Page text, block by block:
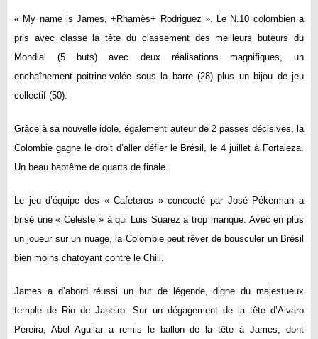
« My name is James, +Rhamès+ Rodriguez ». Le N.10 colombien a
pris avec classe la tête du classement des meilleurs buteurs du
Mondial (5 buts) avec deux réalisations magnifiques, un
enchaînement poitrine-volée sous la barre (28) plus un bijou de jeu
collectif (50).
Grâce à sa nouvelle idole, également auteur de 2 passes décisives, la
Colombie gagne le droit d’aller défier le Brésil , le 4 juillet à Fortaleza.
Un beau baptême de quarts de finale.
Le jeu d’équipe des « Cafeteros » concocté par José Pékerman a
brisé une « Celeste » à qui Luis Suarez a trop manqué. Avec en plus
un joueur sur un nuage, la Colombie peut rêver de bousculer un Brésil
bien moins chatoyant contre le Chili.
James a d’abord réussi un but de légende, digne du majestueux
temple de Rio de Janeiro. Sur un dégagement de la tête d’Alvaro
Pereira, Abel Aguilar a remis le ballon de la tête à James, dont